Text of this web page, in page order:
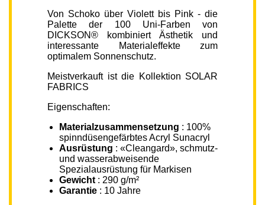
Von Schoko über Violett bis Pink - die
Palette der 100 Uni-Farben von
DICKSON® kombiniert Ästhetik und
interessante Materialeffekte zum
optimalem Sonnenschutz.
Meistverkauft ist die Kollektion SOLAR
FABRICS
Eigenschaften:
Materialzusammensetzung : 100%
spinndüsengefärbtes Acryl Sunacryl
Ausrüstung : «Cleangard», schmutz-
und wasserabweisende
Spezialausrüstung für Markisen
Gewicht : 290 g/m²
Garantie : 10 Jahre